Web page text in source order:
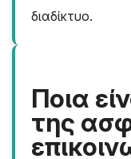
διαδίκτυο.
Ποια
της